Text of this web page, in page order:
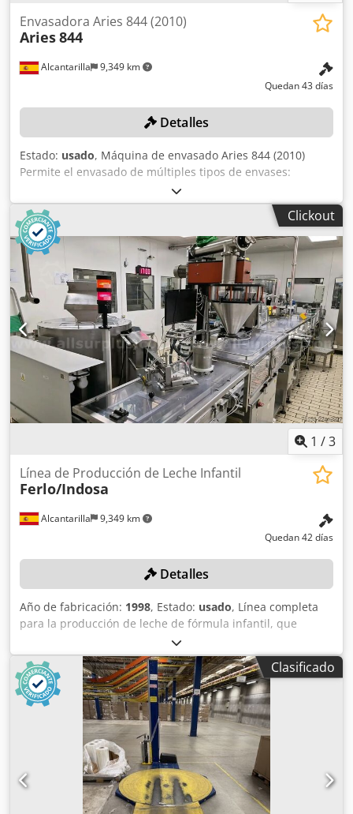
Alcantarilla 9,349 km
Envasadora Aries 844 (2010)
Aries844
Quedan 43 días
Detalles
Estado: usado, Máquina de envasado Aries 844 (2010)
Permite el envasado de múltiples tipos de envases:
botellas, frascos, envases tipo «brik», etc. Capacidad
máxima de 9000 envases/hora. Envase de 130 g (1x2x1)
(1x1x2) Envase de 200 g (1x1x1) (1x2x1) Envase de 230 g
(1x1x1) Longitud: 11850 mm Cedezn U D Dopfx Agvjha
Ancho: 1900 mm Potencia eléctrica conectada: 40 kW
Unidad de termo adhesivo Nordson ProBlue 7
Clickout
1 /3
Alcantarilla 9,349 km
Línea de Producción de Leche Infantil
Ferlo/Indosa
Quedan 42 días
Detalles
Año de fabricación: 1998, Estado: usado, Línea completa
para la producción de leche de fórmula infantil, que
incluye: - Despaletizadora de latas metálicas Ferlo - Túnel
de desinfección UV Indosa FB150/2000 - Posicionador e
insertador de cucharillas Indosa ZV 162/500 - Dosificadora
de polvo Indosa MATIC F 200 - Basculadora dinamométrica
Garvens VS 3 - 2 túneles UV Coremain ATRV para la
desinfección de tapas metálicas - 2 selladoras al vacío
Indosa VACU-MATIC 131/2 con atmósfera protectora
Csdpfxezn Ux Uo Agvsha - Preparadora y aplicadora de
tapas de plástico Indosa SF 184 - Empaquetadora de cajas
Stork SL 25 - Etiquetadora de latas Inmeconsur 40-3105-H -
Etiquetadora MarcoPack MCP-300T - Elevador de cajas
Clasificado